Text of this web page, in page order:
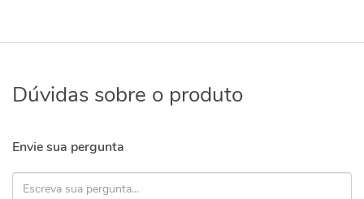
Dúvidas sobre o produto
Envie sua pergunta